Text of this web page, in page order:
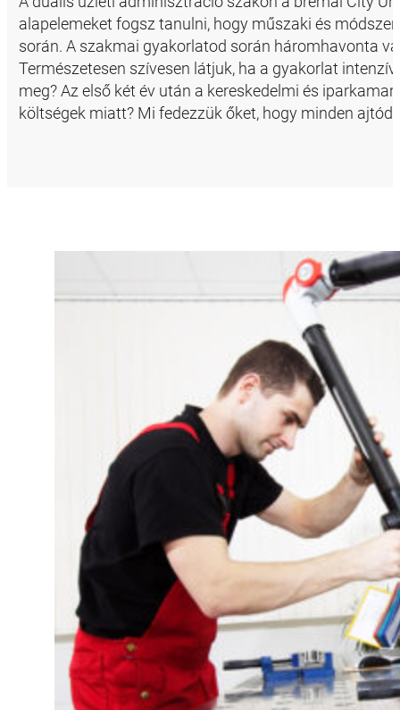
alapelemeket fogsz tanulni, hogy műszaki és
során. A szakmai gyakorlatod során háromhavonta
Természetesen szívesen látjuk, ha a gyakorlat
meg? Az első két év után a kereskedelmi és
költségek miatt? Mi fedezzük őket, hogy minden